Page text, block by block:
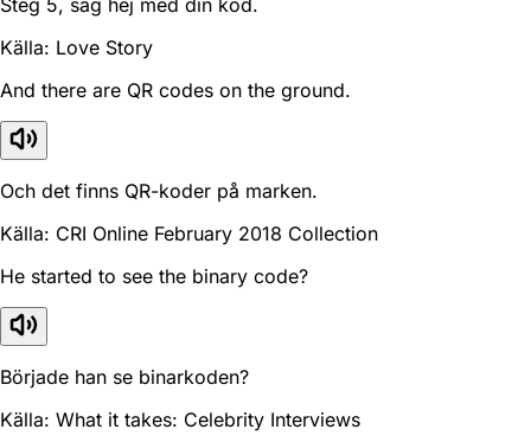
Källa: Love Story
And there are QR codes on the ground.
Och det finns QR-koder på marken.
Källa: CRI Online February 2018 Collection
He started to see the binary code?
Började han se binarkoden?
Källa: What it takes: Celebrity Interviews